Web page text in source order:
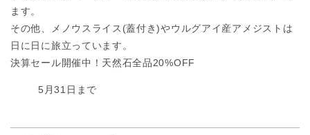
ます。
その他、メノウスライス(蓋付き)やウルグアイ産アメジストは
日に日に旅立っています。
決算セール開催中！天然石全品20%OFF
5月31日まで